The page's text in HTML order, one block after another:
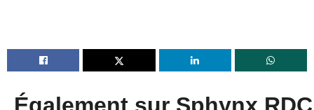
Également sur Sphynx RDC